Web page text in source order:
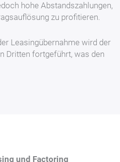
hohe Abstandszahlungen,
zu profitieren.
Leasingübernahme wird der
Dritten fortgeführt, was den
und Factoring